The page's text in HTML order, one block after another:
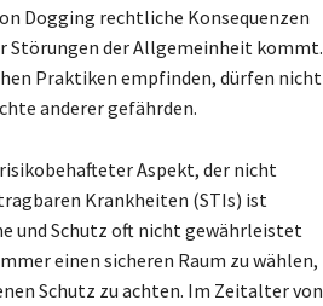
Dogging rechtliche Konsequenzen
Störungen der Allgemeinheit kommt.
Praktiken empfinden, dürfen nicht
anderer gefährden.
Aspekt, der nicht
Krankheiten (STIs) ist
und Schutz oft nicht gewährleistet
einen sicheren Raum zu wählen,
Schutz zu achten. Im Zeitalter von